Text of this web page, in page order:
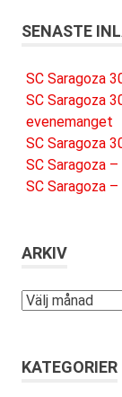
SENASTE
SC Saragoza
SC Saragoza
evenemanget
SC Saragoza
SC Saragoza
SC Saragoza
ARKIV
Arkiv
KATEGORIER